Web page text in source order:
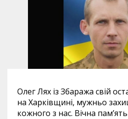
Олег Лях із Збаража свій
на Харківщині, мужньо
кожного з нас. Вічна